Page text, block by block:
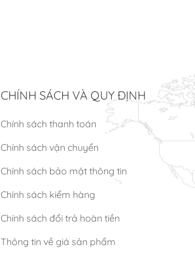
CHÍNH SÁCH VÀ QUY ĐỊNH
Chính sách thanh toán
Chính sách vận chuyển
Chính sách bảo mật thông tin
Chính sách kiểm hàng
Chính sách đổi trả hoàn tiền
Thông tin về giá sản phẩm